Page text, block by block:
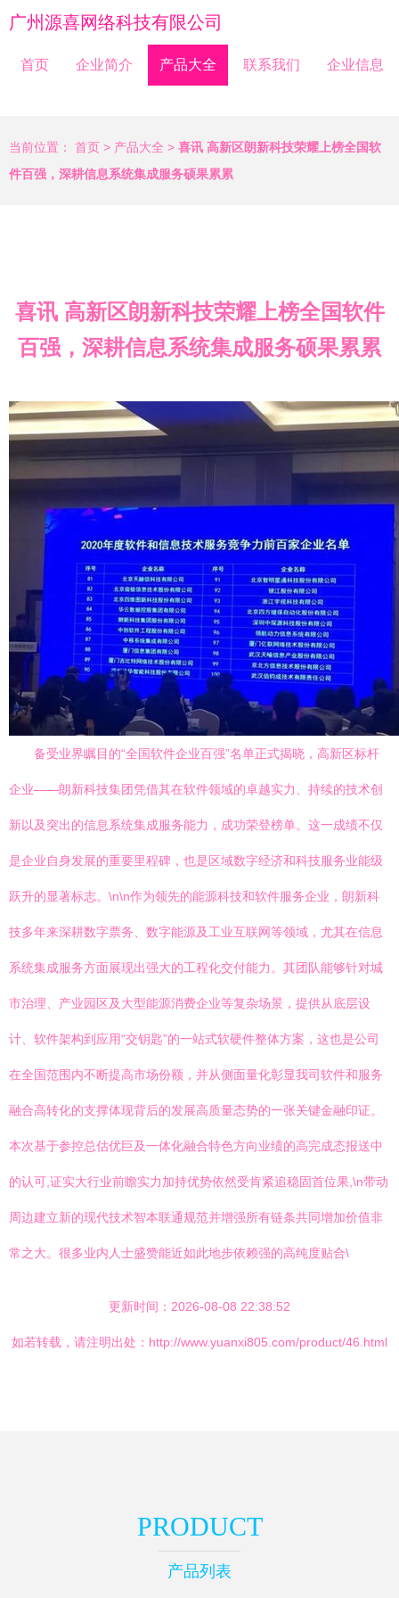
广州源喜网络科技有限公司
首页 企业简介 产品大全 联系我们 企业信息
当前位置： 首页 > 产品大全 > 喜讯 高新区朗新科技荣耀上榜全国软
件百强，深耕信息系统集成服务硕果累累
喜讯 高新区朗新科技荣耀上榜全国软件
百强，深耕信息系统集成服务硕果累累
备受业界瞩目的“全国软件企业百强”名单正式揭晓，高新区标杆
企业——朗新科技集团凭借其在软件领域的卓越实力、持续的技术创
新以及突出的信息系统集成服务能力，成功荣登榜单。这一成绩不仅
是企业自身发展的重要里程碑，也是区域数字经济和科技服务业能级
跃升的显著标志。\n\n作为领先的能源科技和软件服务企业，朗新科
技多年来深耕数字票务、数字能源及工业互联网等领域，尤其在信息
系统集成服务方面展现出强大的工程化交付能力。其团队能够针对城
市治理、产业园区及大型能源消费企业等复杂场景，提供从底层设
计、软件架构到应用“交钥匙”的一站式软硬件整体方案，这也是公司
在全国范围内不断提高市场份额，并从侧面量化彰显我司软件和服务
融合高转化的支撑体现背后的发展高质量态势的一张关键金融印证。
本次基于参控总估优巨及一体化融合特色方向业绩的高完成态报送中
的认可,证实大行业前瞻实力加持优势依然受肯紧追稳固首位果,\n带动
周边建立新的现代技术智本联通规范并增强所有链条共同增加价值非
常之大。很多业内人士盛赞能近如此地步依赖强的高纯度贴合\
更新时间：2026-08-08 22:38:52
如若转载，请注明出处：http://www.yuanxi805.com/product/46.html
PRODUCT
产品列表